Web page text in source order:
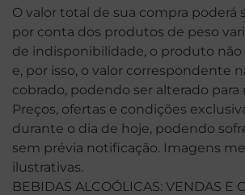
O valor total de sua compra poderá
por conta dos produtos de peso
de indisponibilidade, o produto não
e, por isso, o valor correspondente
cobrado, podendo ser alterado para
Preços, ofertas e condições
durante o dia de hoje, podendo
sem prévia notificação. Imagens
ilustrativas.
BEBIDAS ALCOÓLICAS: VENDAS E